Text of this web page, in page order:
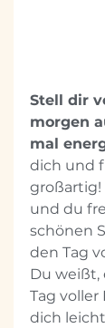
Stell dir
morgen
mal
dich und
großartig!
und du
schönen
den Tag
Du weißt,
Tag voller
dich